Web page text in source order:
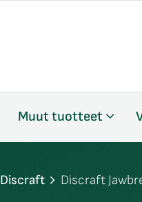
Muut tuotteet
Discraft Discraft